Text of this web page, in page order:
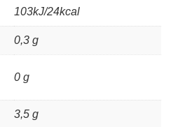
103kJ/24kcal
0,3 g
0 g
3,5 g